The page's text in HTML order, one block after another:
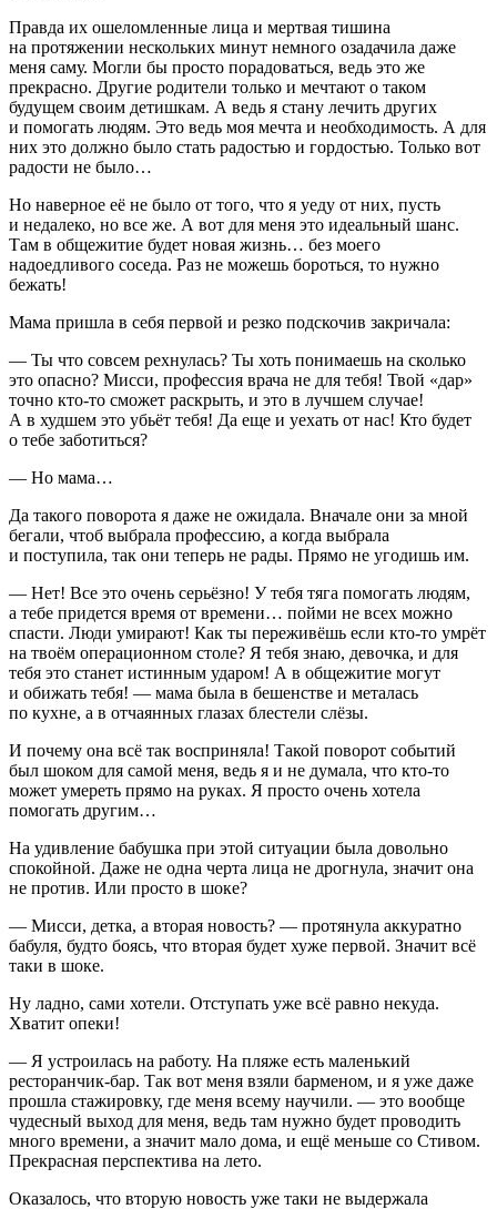
Правда их ошеломленные лица и мертвая тишина
на протяжении нескольких минут немного озадачила даже
меня саму. Могли бы просто порадоваться, ведь это же
прекрасно. Другие родители только и мечтают о таком
будущем своим детишкам. А ведь я стану лечить других
и помогать людям. Это ведь моя мечта и необходимость. А для
них это должно было стать радостью и гордостью. Только вот
радости не было…
Но наверное её не было от того, что я уеду от них, пусть
и недалеко, но все же. А вот для меня это идеальный шанс.
Там в общежитие будет новая жизнь… без моего
надоедливого соседа. Раз не можешь бороться, то нужно
бежать!
Мама пришла в себя первой и резко подскочив закричала:
— Ты что совсем рехнулась? Ты хоть понимаешь на сколько
это опасно? Мисси, профессия врача не для тебя! Твой «дар»
точно кто-то сможет раскрыть, и это в лучшем случае!
А в худшем это убьёт тебя! Да еще и уехать от нас! Кто будет
о тебе заботиться?
— Но мама…
Да такого поворота я даже не ожидала. Вначале они за мной
бегали, чтоб выбрала профессию, а когда выбрала
и поступила, так они теперь не рады. Прямо не угодишь им.
— Нет! Все это очень серьёзно! У тебя тяга помогать людям,
а тебе придется время от времени… пойми не всех можно
спасти. Люди умирают! Как ты переживёшь если кто-то умрёт
на твоём операционном столе? Я тебя знаю, девочка, и для
тебя это станет истинным ударом! А в общежитие могут
и обижать тебя! — мама была в бешенстве и металась
по кухне, а в отчаянных глазах блестели слёзы.
И почему она всё так восприняла! Такой поворот событий
был шоком для самой меня, ведь я и не думала, что кто-то
может умереть прямо на руках. Я просто очень хотела
помогать другим…
На удивление бабушка при этой ситуации была довольно
спокойной. Даже не одна черта лица не дрогнула, значит она
не против. Или просто в шоке?
— Мисси, детка, а вторая новость? — протянула аккуратно
бабуля, будто боясь, что вторая будет хуже первой. Значит всё
таки в шоке.
Ну ладно, сами хотели. Отступать уже всё равно некуда.
Хватит опеки!
— Я устроилась на работу. На пляже есть маленький
ресторанчик-бар. Так вот меня взяли барменом, и я уже даже
прошла стажировку, где меня всему научили. — это вообще
чудесный выход для меня, ведь там нужно будет проводить
много времени, а значит мало дома, и ещё меньше со Стивом.
Прекрасная перспектива на лето.
Оказалось, что вторую новость уже таки не выдержала